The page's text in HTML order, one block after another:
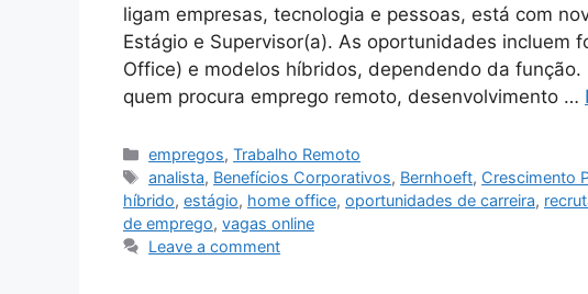
ligam empresas, tecnologia e pessoas, está com
Estágio e Supervisor(a). As oportunidades incluem
Office) e modelos híbridos, dependendo da
quem procura emprego remoto, desenvolvimento …
Categories
empregos,Trabalho Remoto
Tags
analista, Benefícios Corporativos, Bernhoeft, Crescimento
híbrido, estágio, home office, oportunidades de carreira,
de emprego, vagas online
Leave a comment